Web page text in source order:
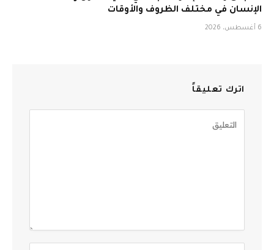
الإنسان في مختلف الظروف والأوقات
6 أغسطس، 2026
اترك تعليقاً